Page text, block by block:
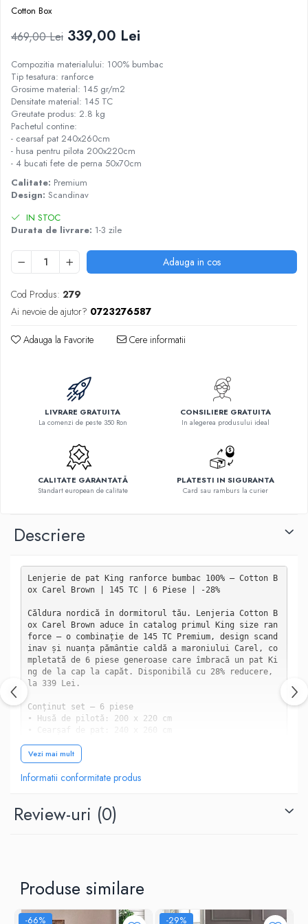
Cotton Box
469,00 Lei 339,00 Lei
Compozitia materialului: 100% bumbac
Tip tesatura: ranforce
Grosime material: 145 gr/m2
Densitate material: 145 TC
Greutate produs: 2.8 kg
Pachetul contine:
- cearsaf pat 240x260cm
- husa pentru pilota 200x220cm
- 4 bucati fete de perna 50x70cm
Calitate: Premium
Design: Scandinav
IN STOC
Durata de livrare: 1-3 zile
Adauga in cos
Cod Produs: 279
Ai nevoie de ajutor? 0723276587
Adauga la Favorite Cere informatii
LIVRARE GRATUITA
La comenzi de peste 350 Ron
CONSILIERE GRATUITA
In alegerea produsului ideal
CALITATE GARANTATĂ
Standart european de calitate
PLATESTI IN SIGURANTA
Card sau ramburs la curier
Descriere
Lenjerie de pat King ranforce bumbac 100% — Cotton B
ox Carel Brown | 145 TC | 6 Piese | -28%
Căldura nordică în dormitorul tău. Lenjeria Cotton B
ox Carel Brown aduce în catalog primul King size ran
force — o combinație de 145 TC Premium, design scand
inav și nuanța pământie caldă a maroniului Carel, co
mpletată de 6 piese generoase care îmbracă un pat Ki
ng de la cap la capăt. Disponibilă cu 28% reducere,
la 339 Lei.
Conținut set — 6 piese
• Husă de pilotă: 200 x 220 cm
• Cearșaf de pat: 240 x 260 cm
Specificații tehnice
• Material: 100% bumbac ranforce
• Greutate produs: 2.8 kg
• Design: Scandinav
6 piese — pentru patul King aranjat complet
Patul King are nevoie de mai mult. Cu 4 fețe de pern
ntre puținele lenjerii din catalog care acoperă comp
Vezi mai mult
Informatii conformitate produs
Review-uri (0)
Produse similare
-66% -29%